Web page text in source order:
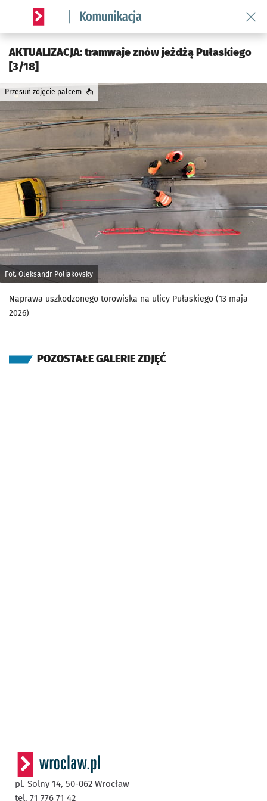
Serwis informacyjny wroclaw.pl podserwis: Komunikacja
AKTUALIZACJA: tramwaje znów jeżdżą Pułaskiego
[3/18]
Fot. Oleksandr Poliakovsky
Przesuń zdjęcie palcem
Naprawa uszkodzonego torowiska na ulicy Pułaskiego (13 maja
2026)
POZOSTAŁE GALERIE ZDJĘĆ
pl. Solny 14, 50-062 Wrocław
tel. 71 776 71 42